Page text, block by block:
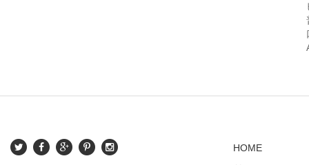
HOME